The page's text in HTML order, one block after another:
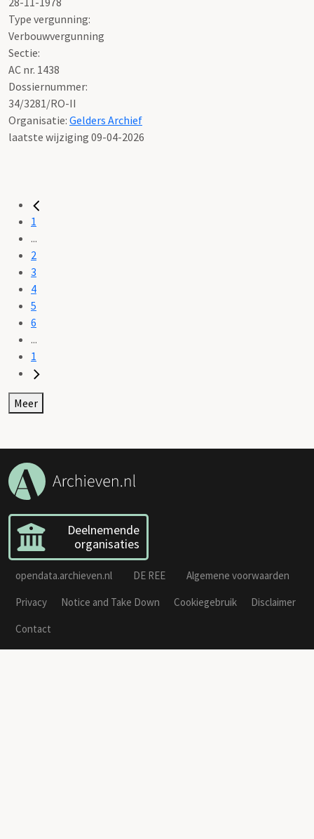
Type vergunning:
Verbouwvergunning
Sectie:
AC nr. 1438
Dossiernummer:
34/3281/RO-II
Organisatie: Gelders Archief
laatste wijziging 09-04-2026
1
...
2
3
4
5
6
...
1
Meer
Deelnemende
organisaties
opendata.archieven.nl DE REE
Algemene voorwaarden
Privacy
Notice and Take Down Cookiegebruik
Disclaimer
Contact